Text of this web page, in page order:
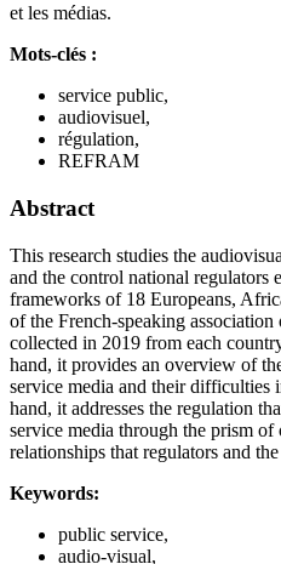
et les médias.
Mots-clés :
service public,
audiovisuel,
régulation,
REFRAM
Abstract
This research studies the
and the control national regulators
frameworks of 18 Europeans,
of the French-speaking
collected in 2019 from each
hand, it provides an overview of
service media and their difficulties
hand, it addresses the regulation
service media through the prism of
relationships that regulators and
Keywords:
public service,
audio-visual,